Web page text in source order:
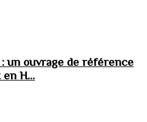
un ouvrage de référence
H...